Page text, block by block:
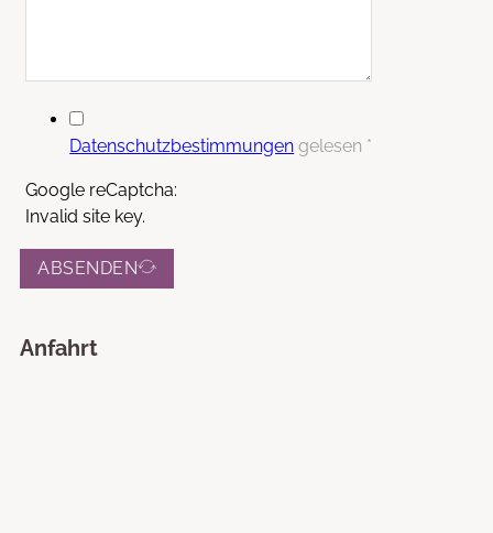
Datenschutzbestimmungen gelesen *
Google reCaptcha:
Invalid site key.
ABSENDEN
Anfahrt